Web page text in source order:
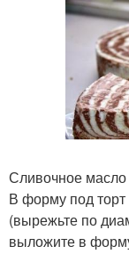
Сливочное
В форму под
(вырежьте по
выложите в